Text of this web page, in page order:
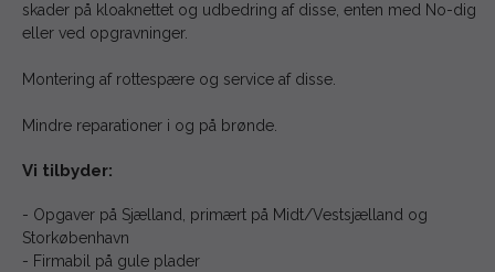
skader på kloaknettet og udbedring af disse, enten med No-dig
eller ved opgravninger.
Montering af rottespære og service af disse.
Mindre reparationer i og på brønde.
Vi tilbyder:
- Opgaver på Sjælland, primært på Midt/Vestsjælland og
Storkøbenhavn
- Firmabil på gule plader